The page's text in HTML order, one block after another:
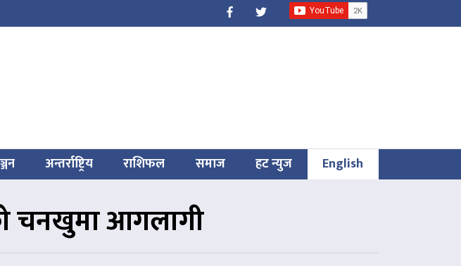
अन्तर्राष्ट्रिय राशिफल समाज हट न्युज English
चनखुमा आगलागी